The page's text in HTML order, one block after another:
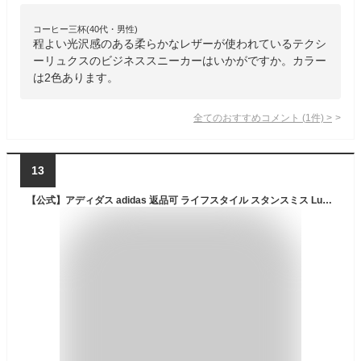
コーヒー三杯(40代・男性)
程よい光沢感のある柔らかなレザーが使われているテクシ
ーリュクスのビジネススニーカーはいかがですか。カラー
は2色あります。
全てのおすすめコメント (1 件) >
13
【公式】アディダス adidas 返品可 ライフスタイル スタンスミス Lux / Stan Smith Lux オリジナルス ユニセックス シューズ・靴 スニーカー 黒 ブラック HQ6787 ローカット ビジネス オフィス